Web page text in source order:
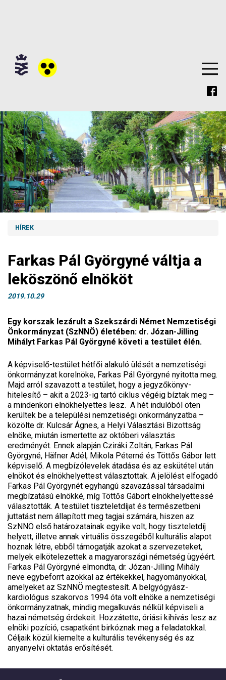
HÍREK
Farkas Pál Györgyné váltja a
leköszönő elnököt
2019.10.29
Egy korszak lezárult a Szekszárdi Német Nemzetiségi
Önkormányzat (SzNNÖ) életében: dr. Józan-Jilling
Mihályt Farkas Pál Györgyné követi a testület élén.
A képviselő-testület hétfői alakuló ülését a nemzetiségi
önkormányzat korelnöke, Farkas Pál Györgyné nyitotta meg.
Majd arról szavazott a testület, hogy a jegyzőkönyv-
hitelesítő – akit a 2023-ig tartó ciklus végéig bíztak meg –
a mindenkori elnökhelyettes lesz. A hét indulóból öten
kerültek be a települési nemzetiségi önkormányzatba –
közölte dr. Kulcsár Ágnes, a Helyi Választási Bizottság
elnöke, miután ismertette az októberi választás
eredményét. Ennek alapján Cziráki Zoltán, Farkas Pál
Györgyné, Häfner Adél, Mikola Péterné és Töttős Gábor lett
képviselő. A megbízólevelek átadása és az eskütétel után
elnököt és elnökhelyettest választottak. A jelölést elfogadó
Farkas Pál Györgynét egyhangú szavazással társadalmi
megbízatású elnökké, míg Töttős Gábort elnökhelyettessé
választották. A testület tiszteletdíjat és természetbeni
juttatást nem állapított meg tagjai számára, hiszen az
SzNNÖ első határozatainak egyike volt, hogy tiszteletdíj
helyett, illetve annak virtuális összegéből kulturális alapot
hoznak létre, ebből támogatják azokat a szervezeteket,
melyek elkötelezettek a magyarországi németség ügyéért.
Farkas Pál Györgyné elmondta, dr. Józan-Jilling Mihály
neve egybeforrt azokkal az értékekkel, hagyományokkal,
amelyeket az SzNNÖ megtestesít. A belgyógyász-
kardiológus szakorvos 1994 óta volt elnöke a nemzetiségi
önkormányzatnak, mindig megalkuvás nélkül képviseli a
hazai németség érdekeit. Hozzátette, óriási kihívás lesz az
elnöki pozíció, csapatként birkóznak meg a feladatokkal.
Céljaik közül kiemelte a kulturális tevékenység és az
anyanyelvi oktatás erősítését.